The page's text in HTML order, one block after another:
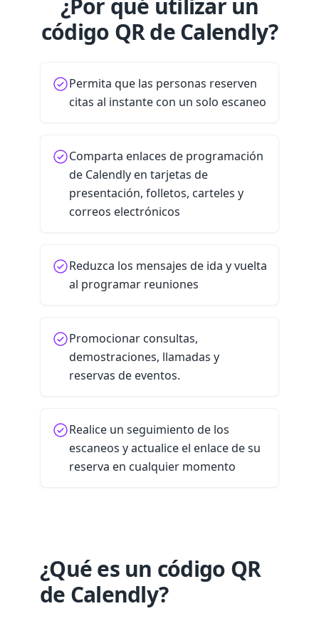
¿Por qué utilizar un
código QR de Calendly?
Permita que las personas reserven
citas al instante con un solo escaneo
Comparta enlaces de programación
de Calendly en tarjetas de
presentación, folletos, carteles y
correos electrónicos
Reduzca los mensajes de ida y vuelta
al programar reuniones
Promocionar consultas,
demostraciones, llamadas y
reservas de eventos.
Realice un seguimiento de los
escaneos y actualice el enlace de su
reserva en cualquier momento
¿Qué es un código QR
de Calendly?